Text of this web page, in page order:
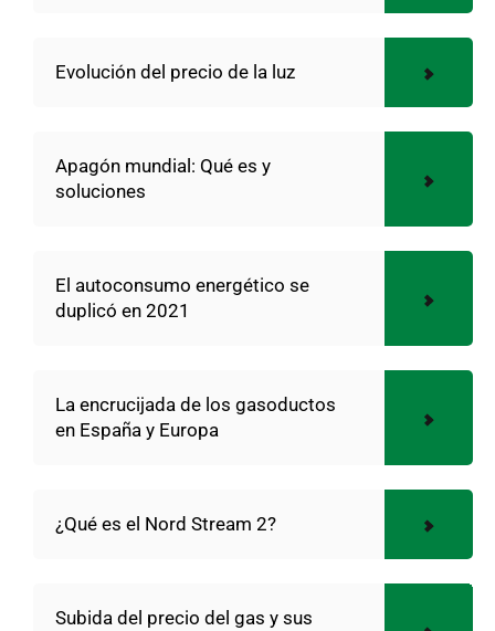
Evolución del precio de la luz
Apagón mundial: Qué es y
soluciones
El autoconsumo energético se
duplicó en 2021
La encrucijada de los gasoductos
en España y Europa
¿Qué es el Nord Stream 2?
Subida del precio del gas y sus